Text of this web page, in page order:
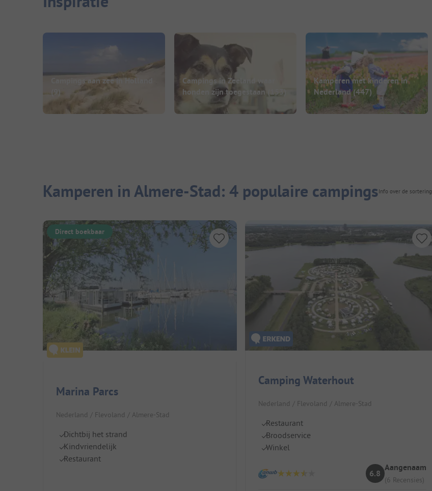
Campings aan zee in Holland
(9)
Campings in Zeeland waar
honden zijn toegestaan (153)
Kamperen met kinderen in
Nederland(447)
Kamperen in Almere-Stad: 4 populaire campingsInfo over de sortering
Direct boekbaar
Marina Parcs
Nederland / Flevoland / Almere-Stad
Dichtbij het strand
Kindvriendelijk
Restaurant
Camping Waterhout
Nederland / Flevoland / Almere-Stad
Restaurant
Broodservice
Winkel
6.8
Aangenaam
(6 Recensies)